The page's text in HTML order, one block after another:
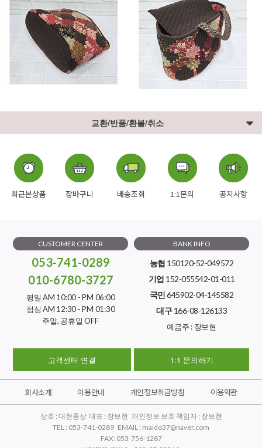
교환/반품/환불/취소
최근본상품 장바구니 배송조회 1:1문의 공지사항
CUSTOMER CENTER
053-741-0289
010-6780-3727
평일 AM 10:00 - PM 06:00
점심 AM 12:30 - PM 01:30
주말, 공휴일 OFF
BANK INFO
농협 150120-52-049572
기업 152-055542-01-011
국민645902-04-145582
대구166-08-126133
예금주 : 장보현
고객센터 연결 1:1 문의하기
회사소개 이용안내 개인정보취급방침 이용약관
상호 : 대현통상 대표 : 장보현 개인정보 보호 책임자 : 장보현
TEL : 053-741-0289 EMAIL : maido37@naver.com
FAX: 053-756-1287